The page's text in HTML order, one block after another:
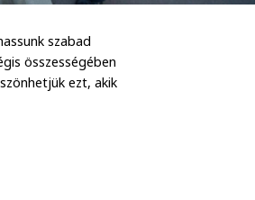
szabad
összességében
ezt, akik